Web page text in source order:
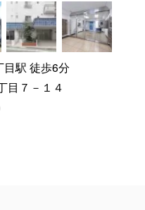
目駅 徒歩6分
目７－１４